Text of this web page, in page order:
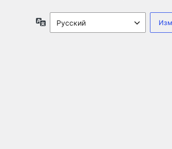
Язык